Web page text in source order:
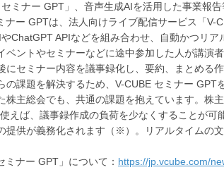
ミナー GPT」、音声生成AIを活用した事業報
ナー GPTは、法人向けライブ配信サービス「
ChatGPT APIなどを組み合わせ、自動かつリ
ベントやセミナーなどに途中参加した人が講演
にセミナー内容を議事録化し、要約、まとめる
の課題を解決するため、V-CUBE セミナー GPT
株主総会でも、共通の課題を抱えています。株
えば、議事録作成の負荷を少なくすることが
提供が義務化されます（※）。リアルタイムの
ミナー GPT」について： https://jp.vcube.com/